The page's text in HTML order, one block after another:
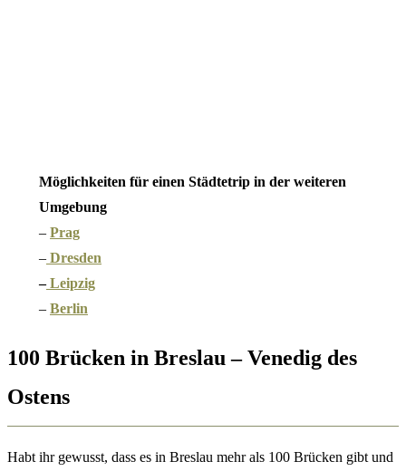
Möglichkeiten für einen Städtetrip in der weiteren
Umgebung
– Prag
– Dresden
–Leipzig
– Berlin
100 Brücken in Breslau – Venedig des
Ostens
Habt ihr gewusst, dass es in Breslau mehr als 100 Brücken gibt und